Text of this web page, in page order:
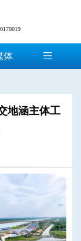
体
地涵主体工